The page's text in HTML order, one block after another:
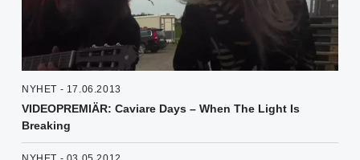
NYHET - 17.06.2013
VIDEOPREMIÄR: Caviare Days – When The Light Is
Breaking